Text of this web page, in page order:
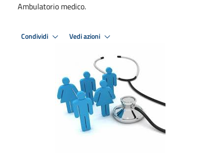
Ambulatorio medico.
Condividi Vedi azioni